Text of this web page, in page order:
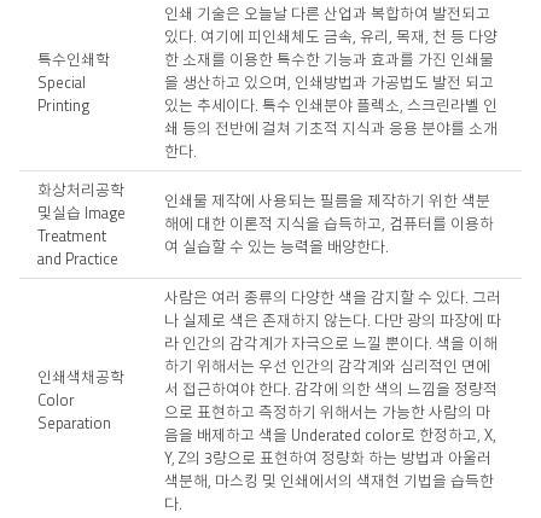
특수인쇄학
Special
Printing
인쇄 기술은 오늘날 다른 산업과 복합하여 발전되고
있다. 여기에 피인쇄체도 금속, 유리, 목재, 천 등 다양
한 소재를 이용한 특수한 기능과 효과를 가진 인쇄물
을 생산하고 있으며, 인쇄방법과 가공법도 발전 되고
있는 추세이다. 특수 인쇄분야 플렉소, 스크린라벨 인
쇄 등의 전반에 걸쳐 기초적 지식과 응용 분야를 소개
한다.
화상처리공학
및실습 Image
Treatment
and Practice
인쇄물 제작에 사용되는 필름을 제작하기 위한 색분
해에 대한 이론적 지식을 습득하고, 컴퓨터를 이용하
여 실습할 수 있는 능력을 배양한다.
인쇄색채공학
Color
Separation
사람은 여러 종류의 다양한 색을 감지할 수 있다. 그러
나 실제로 색은 존재하지 않는다. 다만 광의 파장에 따
라 인간의 감각계가 자극으로 느낄 뿐이다. 색을 이해
하기 위해서는 우선 인간의 감각계와 심리적인 면에
서 접근하여야 한다. 감각에 의한 색의 느낌을 정량적
으로 표현하고 측정하기 위해서는 가능한 사람의 마
음을 배제하고 색을 Underated color로 한정하고, X,
Y, Z의 3량으로 표현하여 정량화 하는 방법과 아울러
색분해, 마스킹 및 인쇄에서의 색재현 기법을 습득한
다.